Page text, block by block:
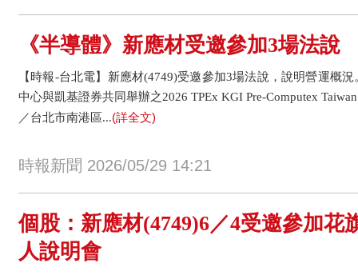
《半導體》新應材受邀參加3場法說
【時報-台北電】新應材(4749)受邀參加3場法說，說明營運概
中心與凱基證券共同舉辦之2026 TPEx KGI Pre-Computex
／台北市南港區...(詳全文)
時報新聞 2026/05/29 14:21
個股：新應材(4749)6／4受邀參加花
人說明會